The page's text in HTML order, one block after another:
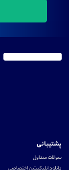
پشتیبانی
سوالات متداول